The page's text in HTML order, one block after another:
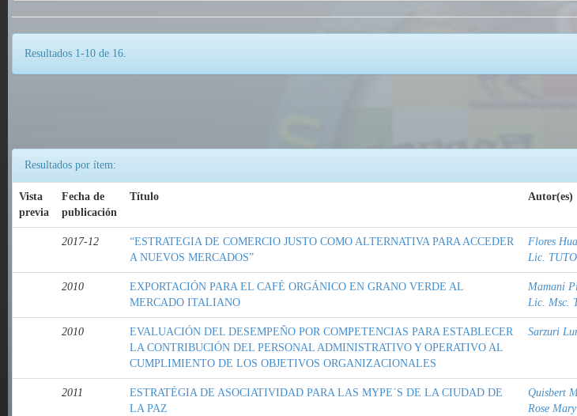
Resultados 1-10 de 16.
Resultados por ítem:
Vista
previa
Fecha de
publicación
Título Autor(es)
2017-12
“ESTRATEGIA DE COMERCIO JUSTO COMO ALTERNATIVA PARA ACCEDER
A NUEVOS MERCADOS”
Flores
Lic.
2010
EXPORTACIÓN PARA EL CAFÉ ORGÁNICO EN GRANO VERDE AL
MERCADO ITALIANO
Mamani
Lic. Msc.
2010
EVALUACIÓN DEL DESEMPEÑO POR COMPETENCIAS PARA ESTABLECER
LA CONTRIBUCIÓN DEL PERSONAL ADMINISTRATIVO Y OPERATIVO AL
CUMPLIMIENTO DE LOS OBJETIVOS ORGANIZACIONALES
Sarzuri
2011
ESTRATÉGIA DE ASOCIATIVIDAD PARA LAS MYPE´S DE LA CIUDAD DE
LA PAZ
Quisbert
Rose